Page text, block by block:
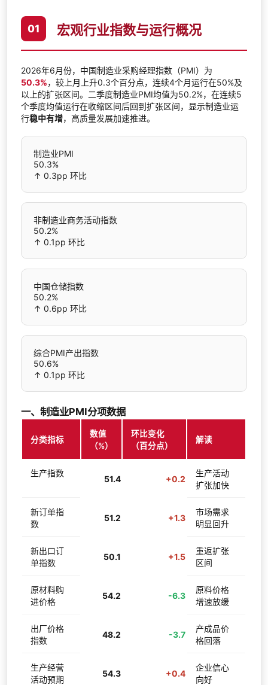
01 宏观行业指数与运行概况
2026年6月份，中国制造业采购经理指数（PMI）为
50.3%，较上月上升0.3个百分点，连续4个月运行在50%及
以上的扩张区间。二季度制造业PMI均值为50.2%，在连续5
个季度均值运行在收缩区间后回到扩张区间，显示制造业运
行稳中有增，高质量发展加速推进。
制造业PMI
50.3%
↑ 0.3pp 环比
非制造业商务活动指数
50.2%
↑ 0.1pp 环比
中国仓储指数
50.2%
↑ 0.6pp 环比
综合PMI产出指数
50.6%
↑ 0.1pp 环比
一、制造业PMI分项数据
分类指标
数值
（%）
环比变化
（百分点）
解读
生产指数
51.4 +0.2
生产活动
扩张加快
新订单指
数
51.2 +1.3
市场需求
明显回升
新出口订
单指数
50.1 +1.5
重返扩张
区间
原材料购
进价格
54.2 -6.3
原料价格
增速放缓
出厂价格
指数
48.2 -3.7
产成品价
格回落
生产经营
活动预期
54.3 +0.4
企业信心
向好